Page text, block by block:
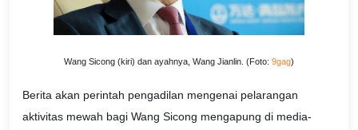
Wang Sicong (kiri) dan ayahnya, Wang Jianlin. (Foto: 9gag)
Berita akan perintah pengadilan mengenai pelarangan
aktivitas mewah bagi Wang Sicong mengapung di media-